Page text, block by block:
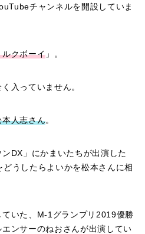
チャンネルを開設していま
ルクボーイ 」。
入っていません。
人志さん。
DX」にかまいたちが出演した
うしたらよいかを松本さんに相
いた、M-1グランプリ2019優勝
ンサーのねおさんが出演してい